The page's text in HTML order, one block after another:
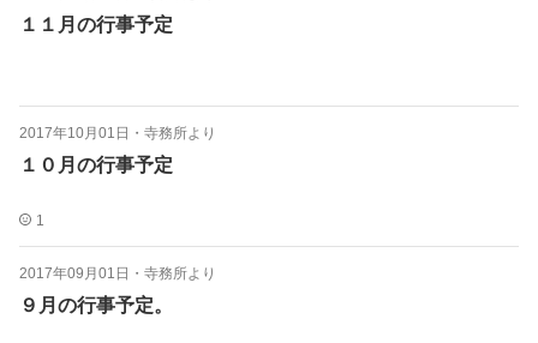
１１月の行事予定
2017年10月01日 ・ 寺務所より
１０月の行事予定
1
2017年09月01日 ・ 寺務所より
９月の行事予定。